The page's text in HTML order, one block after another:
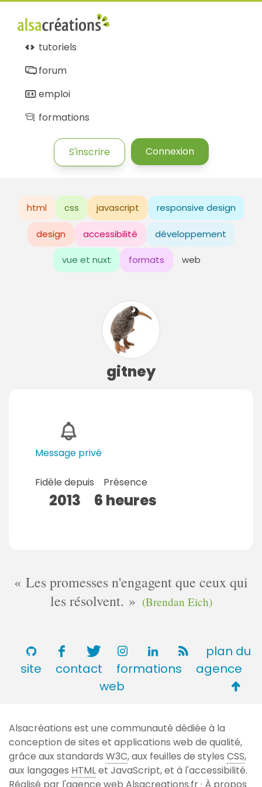
tutoriels
forum
emploi
formations
S'inscrire Connexion
html css javascript responsive design
design accessibilité développement
vue et nuxt formats web
gitney
Message privé
Fidèle depuis
2013
Présence
6 heures
Les promesses n'engagent que ceux qui
les résolvent.
(Brendan Eich)
plan du
site
contact formations
agence
web
de
page
Alsacréations est une communauté dédiée à la
conception de sites et applications web de qualité,
grâce aux standards W3C, aux feuilles de styles CSS,
aux langages HTMLet JavaScript, et à l'accessibilité.